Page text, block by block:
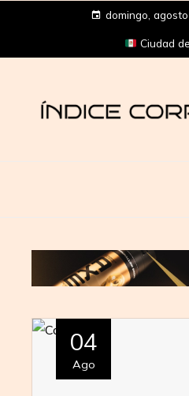
domingo,
Ciudad
04
Ago